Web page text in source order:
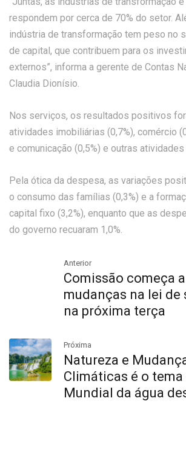
respondem por cerca de 70% do setor.
indústria de transformação tem peso no
de capital, que contribuem para os
externos”, informa a gerente de Contas
Claudia Dionísio.
Nos serviços, os resultados positivos
atividades imobiliárias (0,7%), comércio
e comunicação (0,5%) e outras atividades
Pela ótica da despesa, as variações
o consumo das famílias (0,3%) e a
capital fixo (3,2%), enquanto que as
do governo recuaram 1,0%.
Anterior
Comissão começa
mudanças na lei de
na próxima terça
Próxima
Natureza e
Climáticas é o tema
Mundial da água